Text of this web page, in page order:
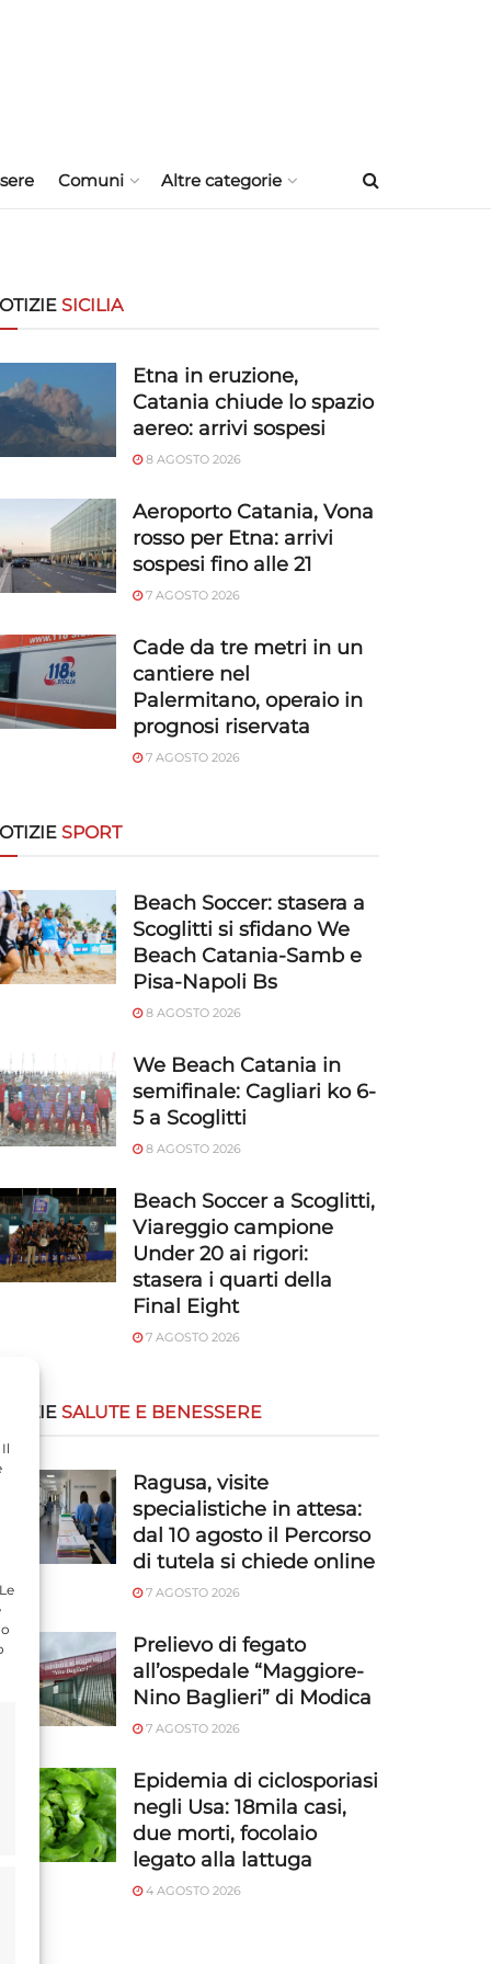
Comuni Altre categorie
SICILIA
Etna in eruzione,
Catania chiude lo spazio
aereo: arrivi sospesi
8 AGOSTO 2026
Aeroporto Catania, Vona
rosso per Etna: arrivi
sospesi fino alle 21
7 AGOSTO 2026
Cade da tre metri in un
cantiere nel
Palermitano, operaio in
prognosi riservata
7 AGOSTO 2026
SPORT
Beach Soccer: stasera a
Scoglitti si sfidano We
Beach Catania-Samb e
Pisa-Napoli Bs
8 AGOSTO 2026
We Beach Catania in
semifinale: Cagliari ko 6-
5 a Scoglitti
8 AGOSTO 2026
Beach Soccer a Scoglitti,
Viareggio campione
Under 20 ai rigori:
stasera i quarti della
Final Eight
7 AGOSTO 2026
SALUTE E BENESSERE
Ragusa, visite
specialistiche in attesa:
dal 10 agosto il Percorso
di tutela si chiede online
7 AGOSTO 2026
Prelievo di fegato
all’ospedale “Maggiore-
Nino Baglieri” di Modica
7 AGOSTO 2026
Epidemia di ciclosporiasi
negli Usa: 18mila casi,
due morti, focolaio
legato alla lattuga
4 AGOSTO 2026